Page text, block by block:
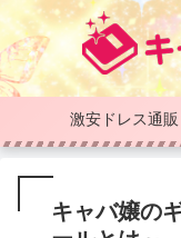
激安ドレス通販
キャバ嬢の